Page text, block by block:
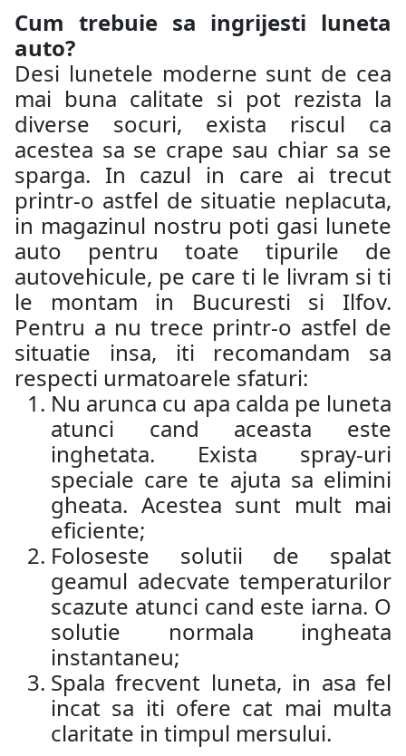
Cum trebuie sa ingrijesti luneta
auto?
Desi lunetele moderne sunt de cea
mai buna calitate si pot rezista la
diverse socuri, exista riscul ca
acestea sa se crape sau chiar sa se
sparga. In cazul in care ai trecut
printr-o astfel de situatie neplacuta,
in magazinul nostru poti gasi lunete
auto pentru toate tipurile de
autovehicule, pe care ti le livram si ti
le montam in Bucuresti si Ilfov.
Pentru a nu trece printr-o astfel de
situatie insa, iti recomandam sa
respecti urmatoarele sfaturi:
Nu arunca cu apa calda pe luneta
atunci cand aceasta este
inghetata. Exista spray-uri
speciale care te ajuta sa elimini
gheata. Acestea sunt mult mai
eficiente;
Foloseste solutii de spalat
geamul adecvate temperaturilor
scazute atunci cand este iarna. O
solutie normala ingheata
instantaneu;
Spala frecvent luneta, in asa fel
incat sa iti ofere cat mai multa
claritate in timpul mersului.